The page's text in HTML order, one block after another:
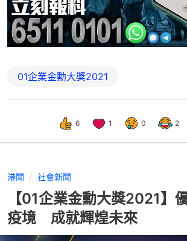
01企業金勳大獎2021
6 1 0 2
港聞 社會新聞
【01企業金勳大獎2021】
疫境 成就輝煌未來